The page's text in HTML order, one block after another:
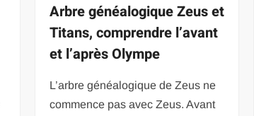
Arbre généalogique Zeus et
Titans, comprendre l’avant
et l’après Olympe
L’arbre généalogique de Zeus ne
commence pas avec Zeus. Avant